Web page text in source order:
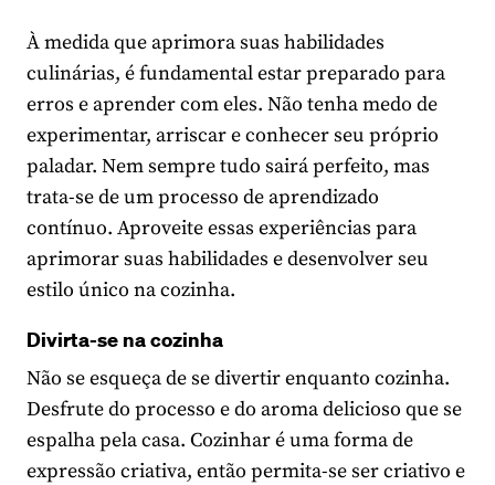
À medida que aprimora suas habilidades
culinárias, é fundamental estar preparado para
erros e aprender com eles. Não tenha medo de
experimentar, arriscar e conhecer seu próprio
paladar. Nem sempre tudo sairá perfeito, mas
trata-se de um processo de aprendizado
contínuo. Aproveite essas experiências para
aprimorar suas habilidades e desenvolver seu
estilo único na cozinha.
Divirta-se na cozinha
Não se esqueça de se divertir enquanto cozinha.
Desfrute do processo e do aroma delicioso que se
espalha pela casa. Cozinhar é uma forma de
expressão criativa, então permita-se ser criativo e